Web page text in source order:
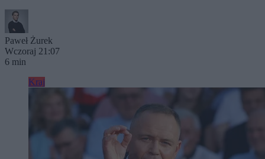
Paweł Żurek
Wczoraj 21:07
6 min
Kraj